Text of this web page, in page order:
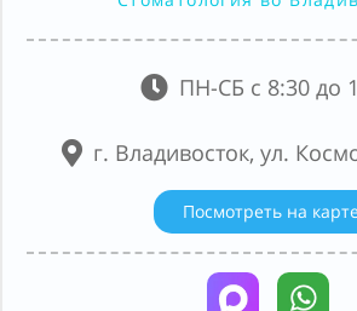
ПН-СБ с 8:30 до
г. Владивосток, ул.
Посмотреть на карте